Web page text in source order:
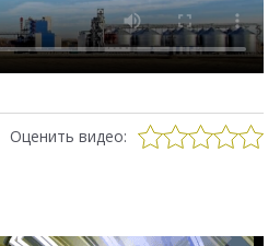
Оценить видео: